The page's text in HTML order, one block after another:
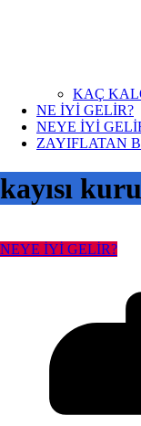
KAÇ
NE İYİ GELİR?
NEYE İYİ
ZAYIFLATAN
kayısı
NEYE İYİ GELİR?